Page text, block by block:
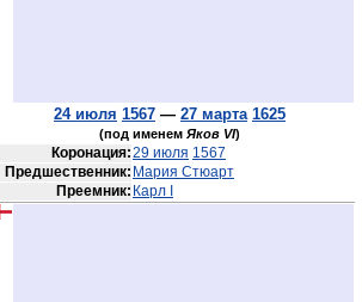
24 июля 1567 — 27 марта 1625
(под именем Яков VI)
Коронация:29 июля 1567
Предшественник: Мария Стюарт
Преемник: Карл I